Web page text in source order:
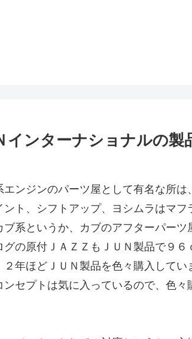
インターナショナルの
ンジンのパーツ屋として有名な所は
ント、シフトアップ、ヨシムラはマフ
系というか、カブのアフターパーツ
の原付ＪＡＺＺもＪＵＮ製品で９６
年ほどＪＵＮ製品を色々購入してい
セプトは気に入っているので、色々